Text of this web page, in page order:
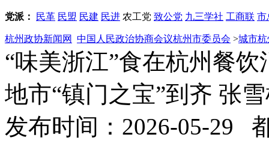
党派： 民革 民盟 民建 民进 农工党 致公党 九三学社 工商联 市
杭州政协新闻网 中国人民政治协商会议杭州市委员会 >城市杭
“味美浙江”食在杭州餐
地市“镇门之宝”到齐 张
发布时间：2026-05-29